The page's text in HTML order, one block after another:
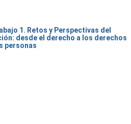
1. Retos y Perspectivas del
desde el derecho a los derechos
personas